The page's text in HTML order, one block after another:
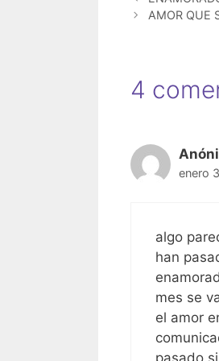
o
k
AMOR QUE
4
enero
algo
han
mes se
el amor
pasado